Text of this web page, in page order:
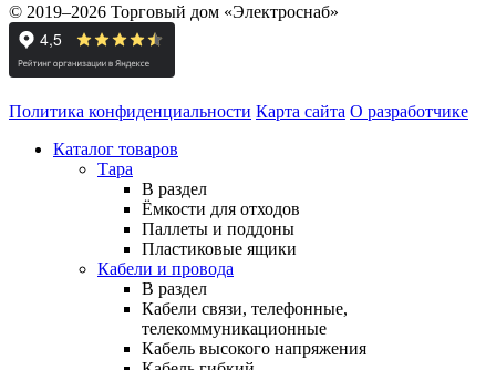
© 2019–2026 Торговый дом «Электроснаб»
Политика конфиденциальности Карта сайта О разработчике
Каталог товаров
Тара
В раздел
Ёмкости для отходов
Паллеты и поддоны
Пластиковые ящики
Кабели и провода
В раздел
Кабели связи, телефонные,
телекоммуникационные
Кабель высокого напряжения